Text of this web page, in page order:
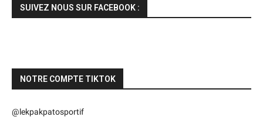
SUIVEZ NOUS SUR FACEBOOK :
NOTRE COMPTE TIKTOK
@lekpakpatosportif